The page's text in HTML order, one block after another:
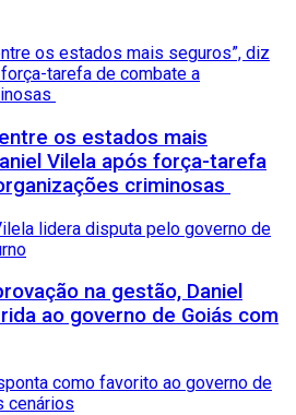
os estados mais
Vilela após força-tarefa
criminosas
na gestão, Daniel
ao governo de Goiás com